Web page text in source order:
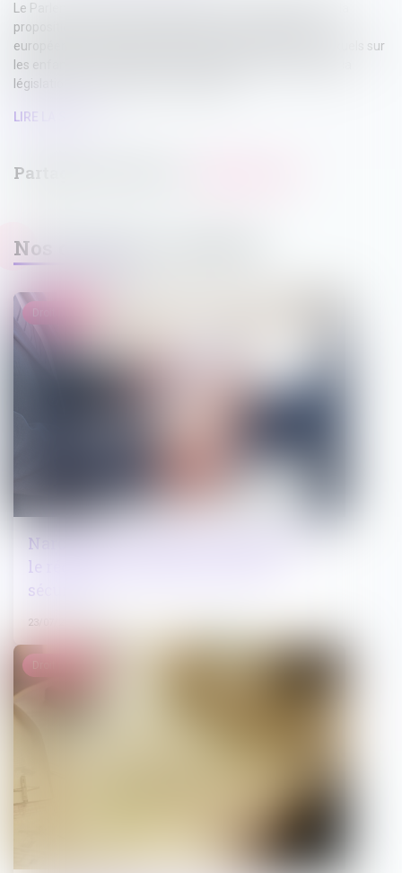
Le Parlement européen a adopté le 17 juin sa position sur la
proposition de directive visant à aider les pays de l’Union
européenne à lutter plus efficacement contre les abus sexuels sur
les enfants. La proposition vise essentiellement à adapter la
législation en vigueur à l’ère numérique...
LIRE LA SUITE
Nos dernières actualités
Narcotrafic : publication du décret sur
le régime des quartiers de haute
sécurité
23/07/2025
Droit pénal
Droit public